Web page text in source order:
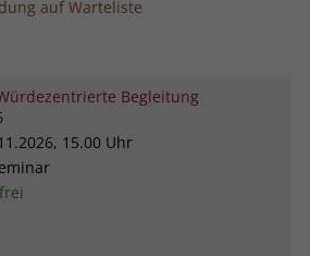
auf Warteliste
Begleitung
15.00 Uhr